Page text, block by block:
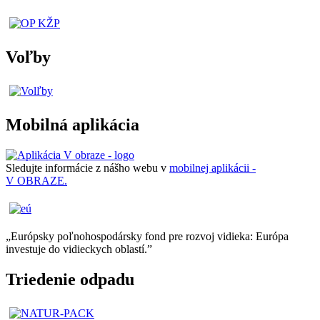
Voľby
Mobilná aplikácia
Sledujte informácie z nášho webu v mobilnej aplikácii -
V OBRAZE.
„Európsky poľnohospodársky fond pre rozvoj vidieka: Európa
investuje do vidieckych oblastí.”
Triedenie odpadu